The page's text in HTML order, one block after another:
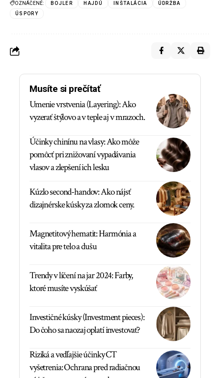
OZNÁČENÉ: BOJLER HAJDÚ INŠTALÁCIA
ÚDRŽBA
ÚSPORY
Musíte si prečítať
Umenie vrstvenia (Layering): Ako
vyzerať štýlovo a v teple aj v mrazoch.
Účinky chinínu na vlasy: Ako môže
pomôcť pri znižovaní vypadávania
vlasov a zlepšení ich lesku
Kúzlo second-handov: Ako nájsť
dizajnérske kúsky za zlomok ceny.
Magnetitový hematit: Harmónia a
vitalita pre telo a dušu
Trendy v líčení na jar 2024: Farby,
ktoré musíte vyskúšať
Investičné kúsky (Investment pieces):
Do čoho sa naozaj oplatí investovať?
Riziká a vedľajšie účinky CT
vyšetrenia: Ochrana pred radiačnou